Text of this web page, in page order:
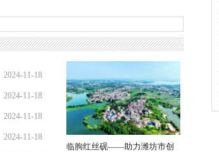
2024-11-18
2024-11-18
2024-11-18
2024-11-18
临朐红丝砚——助力潍坊市创